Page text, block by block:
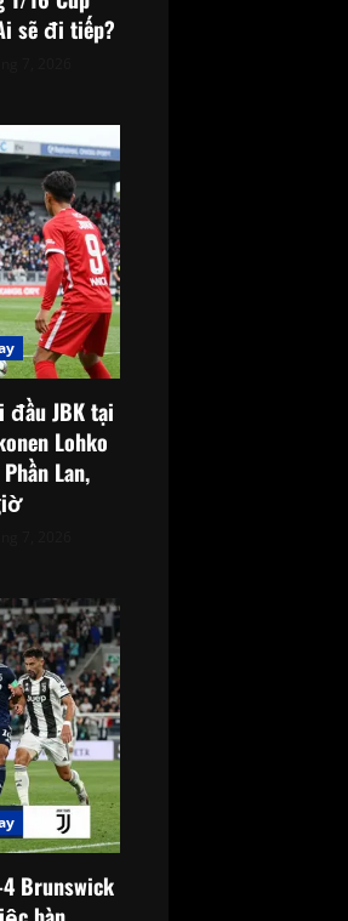
sẽ đi tiếp?
đầu JBK tại
Lohko
Lan,
Brunswick